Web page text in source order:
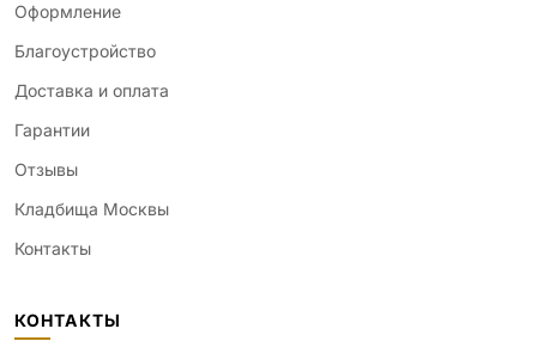
Оформление
Благоустройство
Доставка и оплата
Гарантии
Отзывы
Кладбища Москвы
Контакты
КОНТАКТЫ